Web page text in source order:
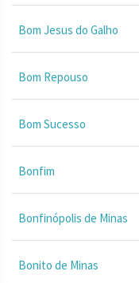
Bom Jesus do Galho
Bom Repouso
Bom Sucesso
Bonfim
Bonfinópolis de Minas
Bonito de Minas